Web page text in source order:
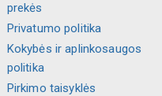
prekės
Privatumo politika
Kokybės ir aplinkosaugos
politika
Pirkimo taisyklės